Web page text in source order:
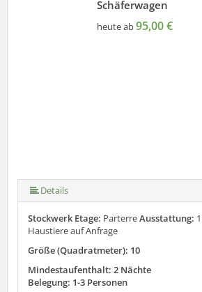
Schäferwagen
heute ab95,00 €
Details
Stockwerk Etage: ParterreAusstattung:
Haustiere auf Anfrage
Größe (Quadratmeter): 10
Mindestaufenthalt: 2 Nächte
Belegung: 1-3 Personen